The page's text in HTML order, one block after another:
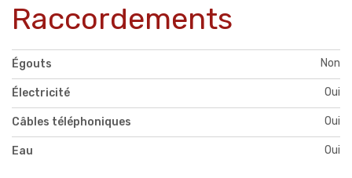
Raccordements
Égouts Non
Électricité Oui
Câbles téléphoniques Oui
Eau Oui